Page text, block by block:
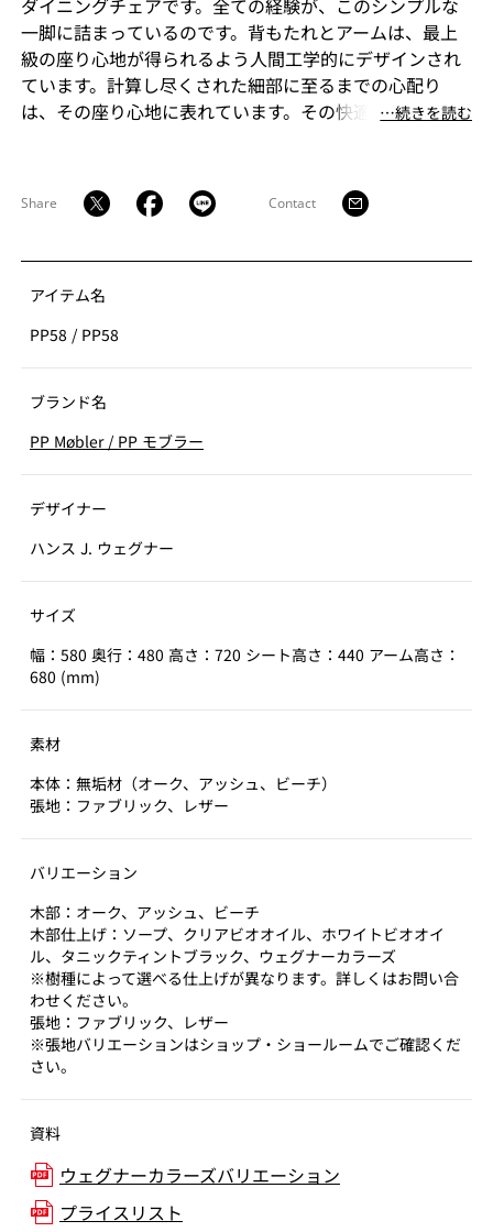
ダイニングチェアです。全ての経験が、このシンプルな
一脚に詰まっているのです。背もたれとアームは、最上
級の座り心地が得られるよう人間工学的にデザインされ
ています。計算し尽くされた細部に至るまでの心配り
は、その座り心地に表れています。その快適さは、何時
長く心地よい夕食のひと時にぴったりな、快適で座り心
地のよいダイニングチェアを作りだしました。このチェ
インされています。PP58のシートは革、PP68はナチュラ
ル、またはブラックのペーパーコードとなります。
⋯続きを読む
Share Contact
アイテム名
PP58 / PP58
ブランド名
PP Møbler / PP モブラー
デザイナー
ハンス J. ウェグナー
サイズ
幅：580 奥行：480 高さ：720 シート高さ：440 アーム高さ：
680 (mm)
素材
本体：無垢材（オーク、アッシュ、ビーチ）
張地：ファブリック、レザー
バリエーション
木部：オーク、アッシュ、ビーチ
木部仕上げ：ソープ、クリアビオオイル、ホワイトビオオイ
ル、タニックティントブラック、ウェグナーカラーズ
※樹種によって選べる仕上げが異なります。詳しくはお問い合
わせください。
張地：ファブリック、レザー
※張地バリエーションはショップ・ショールームでご確認くだ
さい。
資料
ウェグナーカラーズバリエーション
プライスリスト